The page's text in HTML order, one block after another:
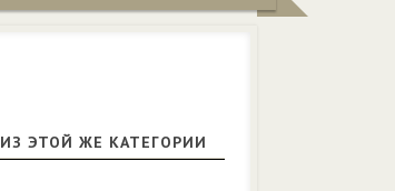
ИЗ ЭТОЙ ЖЕ КАТЕГОРИИ